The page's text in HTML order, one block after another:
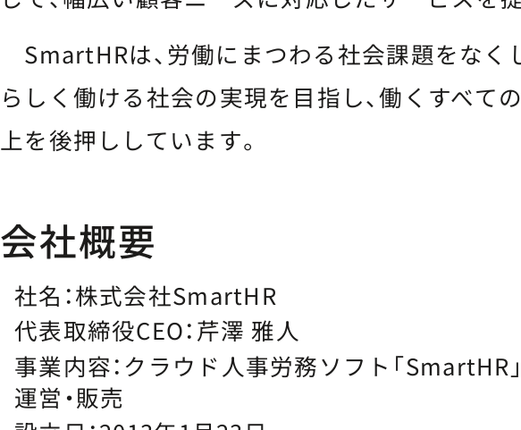
SmartHRは、労働にまつわる社会課題をなく
らしく働ける社会の実現を目指し、働くすべて
上を後押ししています。
会社概要
社名：株式会社SmartHR
代表取締役CEO：芹澤 雅人
事業内容： クラウド人事労務ソフト「SmartHR」
運営・販売